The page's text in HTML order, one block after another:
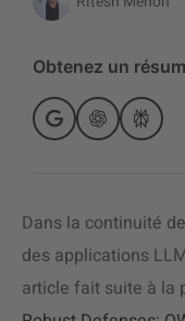
Obtenez un
Dans la continuité
des applications
article fait suite à la